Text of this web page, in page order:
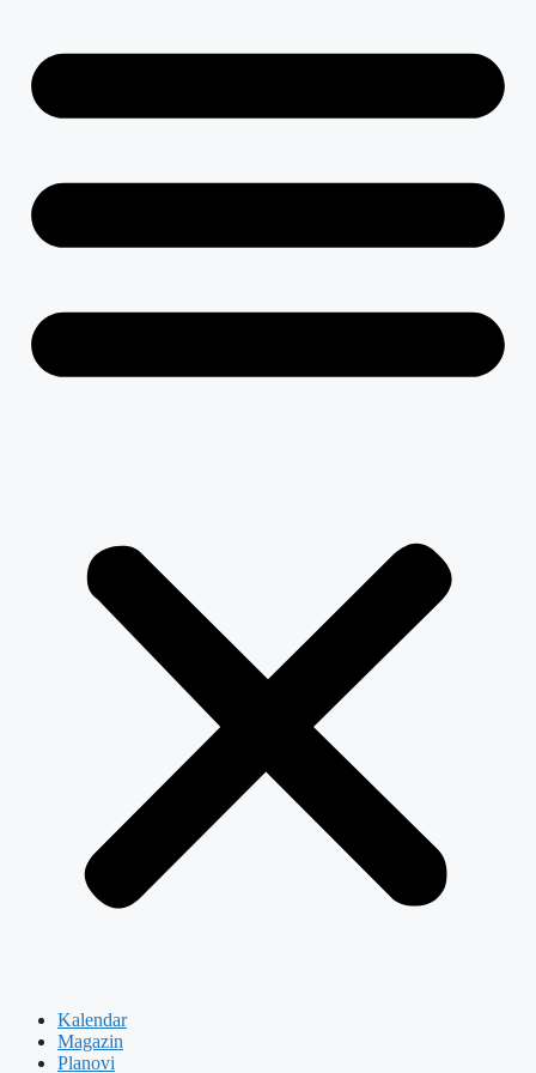
Kalendar
Magazin
Planovi